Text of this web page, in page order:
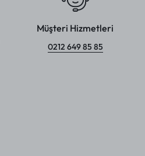
Müşteri Hizmetleri
0212 649 85 85